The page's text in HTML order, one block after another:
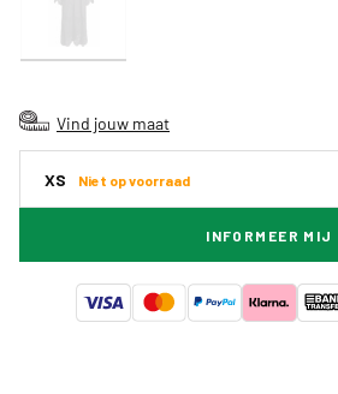
Vind jouw maat
XS Niet op voorraad
INFORMEER MIJ